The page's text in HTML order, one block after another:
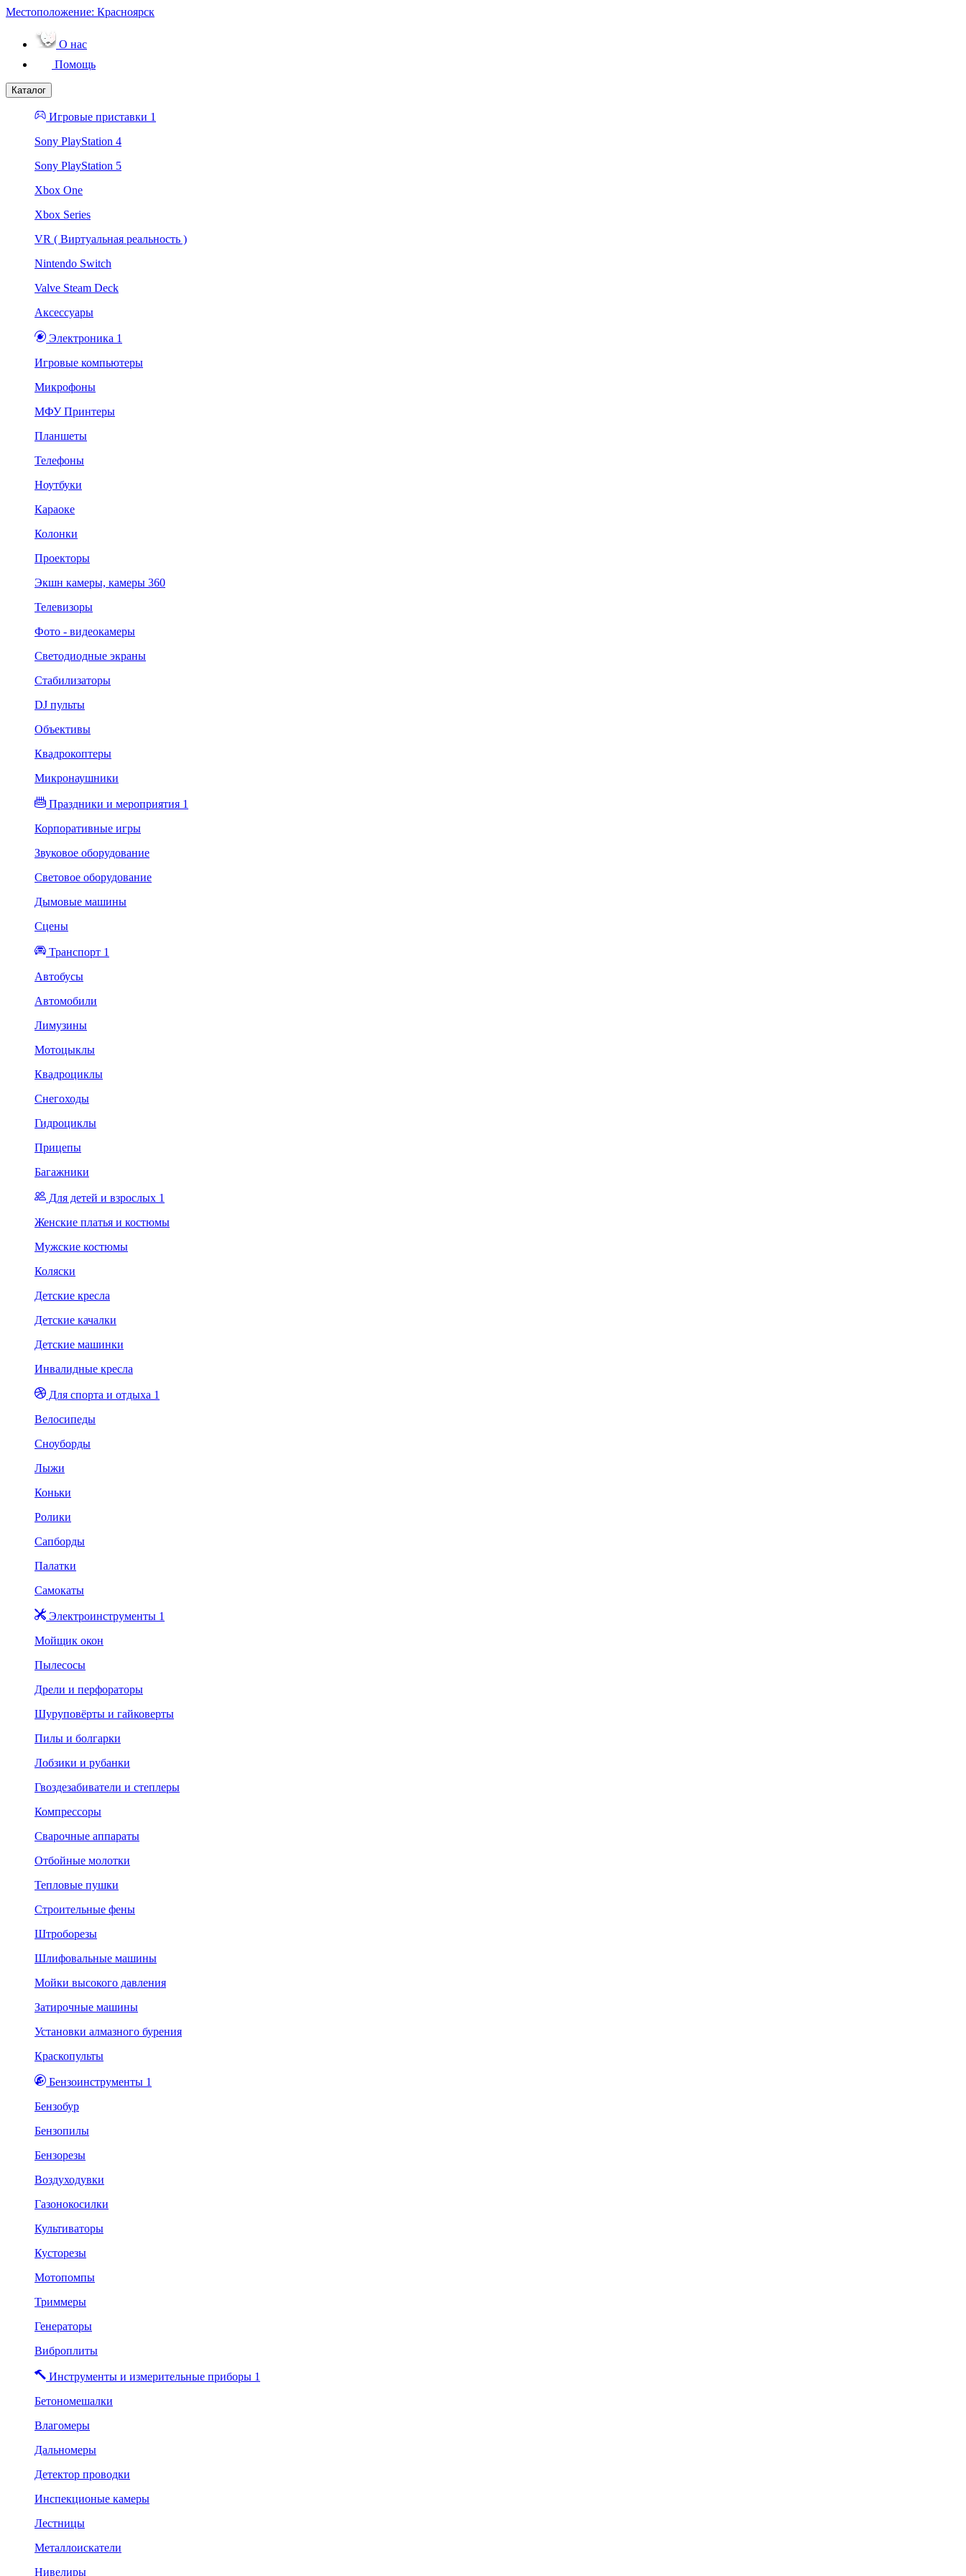
Местоположение: Красноярск
О нас
Помощь
Каталог
Игровые приставки 1
Sony PlayStation 4
Sony PlayStation 5
Xbox One
Xbox Series
VR ( Виртуальная реальность )
Nintendo Switch
Valve Steam Deck
Аксессуары
Электроника 1
Игровые компьютеры
Микрофоны
МФУ Принтеры
Планшеты
Телефоны
Ноутбуки
Караоке
Колонки
Проекторы
Экшн камеры, камеры 360
Телевизоры
Фото - видеокамеры
Светодиодные экраны
Стабилизаторы
DJ пульты
Объективы
Квадрокоптеры
Микронаушники
Праздники и мероприятия 1
Корпоративные игры
Звуковое оборудование
Световое оборудование
Дымовые машины
Сцены
Транспорт 1
Автобусы
Автомобили
Лимузины
Мотоцыклы
Квадроциклы
Снегоходы
Гидроциклы
Прицепы
Багажники
Для детей и взрослых 1
Женские платья и костюмы
Мужские костюмы
Коляски
Детские кресла
Детские качалки
Детские машинки
Инвалидные кресла
Для спорта и отдыха 1
Велосипеды
Сноуборды
Лыжи
Коньки
Ролики
Сапборды
Палатки
Самокаты
Электроинструменты 1
Мойщик окон
Пылесосы
Дрели и перфораторы
Шуруповёрты и гайковерты
Пилы и болгарки
Лобзики и рубанки
Гвоздезабиватели и степлеры
Компрессоры
Сварочные аппараты
Отбойные молотки
Тепловые пушки
Строительные фены
Штроборезы
Шлифовальные машины
Мойки высокого давления
Затирочные машины
Установки алмазного бурения
Краскопульты
Бензоинструменты 1
Бензобур
Бензопилы
Бензорезы
Воздуходувки
Газонокосилки
Культиваторы
Кусторезы
Мотопомпы
Триммеры
Генераторы
Виброплиты
Инструменты и измерительные приборы 1
Бетономешалки
Влагомеры
Дальномеры
Детектор проводки
Инспекционые камеры
Лестницы
Металлоискатели
Нивелиры